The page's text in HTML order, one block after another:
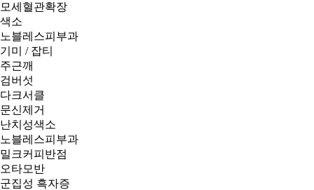
모세혈관확장
색소
노블레스피부과
기미 / 잡티
주근깨
검버섯
다크서클
문신제거
난치성색소
노블레스피부과
밀크커피반점
오타모반
군집성 흑자증